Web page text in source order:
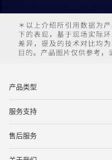
产品类型
服务支持
下载中心
文档与指南
视频教程
售后服务
服务网点
保修条款